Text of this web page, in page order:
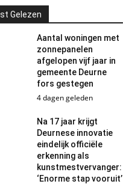
Gelezen
Aantal woningen met
zonnepanelen
afgelopen vijf jaar in
gemeente Deurne
fors gestegen
4 dagen geleden
Na 17 jaar krijgt
Deurnese innovatie
eindelijk officiële
erkenning als
kunstmestvervanger:
‘Enorme stap vooruit’